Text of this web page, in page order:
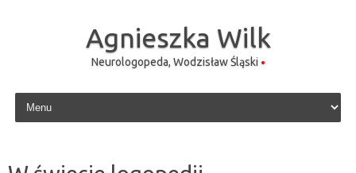
Agnieszka Wilk
Neurologopeda, Wodzisław Śląski
Skip to content